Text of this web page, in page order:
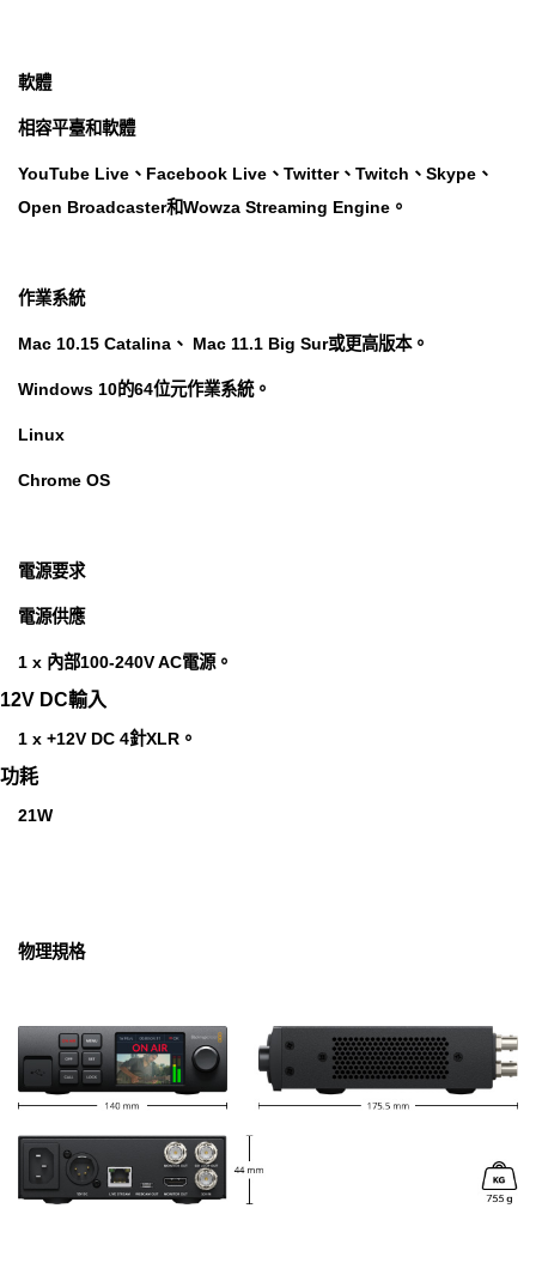
軟體
相容平臺和軟體
YouTube Live、Facebook Live、Twitter、Twitch、Skype、
Open Broadcaster和Wowza Streaming Engine。
作業系統
Mac 10.15 Catalina、 Mac 11.1 Big Sur或更高版本。
Windows 10的64位元作業系統。
Linux
Chrome OS
電源要求
電源供應
1 x 內部100-240V AC電源。
12V DC輸入
1 x +12V DC 4針XLR。
功耗
21W
物理規格